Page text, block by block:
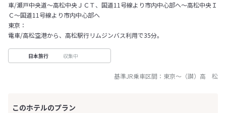
車/瀬戸中央道〜高松中央ＪＣＴ、国道11号線より市内中心部へ～高松中央Ｉ
Ｃ～国道11号線より市内中心部へ
東京：
電車/高松空港から、高松駅行リムジンバス利用で35分。
日本旅行 収集中
基準JR乗車区間： 東京～ （讃）高 松